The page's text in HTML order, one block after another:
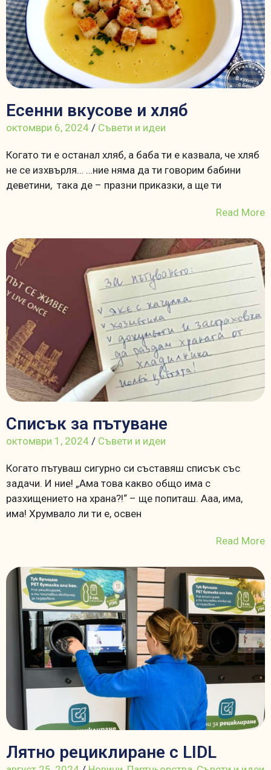
Есенни вкусове и хляб
октомври 6, 2024 / Съвети и идеи
Когато ти е останал хляб, а баба ти е казвала, че хляб
не се изхвърля… …ние няма да ти говорим бабини
деветини, така де – празни приказки, а ще ти
Read More
Списък за пътуване
октомври 1, 2024 / Съвети и идеи
Когато пътуваш сигурно си съставяш списък със
задачи. И ние! „Ама това какво общо има с
разхищението на храна?!“ – ще попиташ. Ааа, има,
има! Хрумвало ли ти е, освен
Read More
Лятно рециклиране с LIDL